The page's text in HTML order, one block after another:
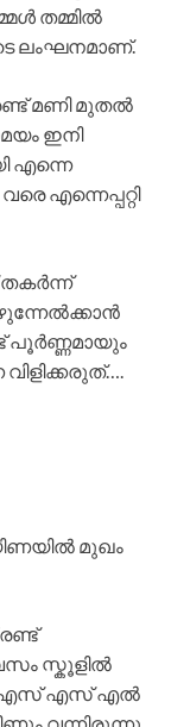
തമ്മിൽ
ലംഘനമാണ്.
മണി മുതൽ
ഇനി
എന്നെ
എന്നെപ്പറ്റി
തകർന്ന്
പൂർണ്ണമായും
വിളിക്കരുത്….
മുഖം
സ്കൂളിൽ
എസ് എസ് എൽ